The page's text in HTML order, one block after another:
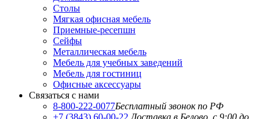
Столы
Мягкая офисная мебель
Приемные-ресепшн
Сейфы
Металлическая мебель
Мебель для учебных заведений
Мебель для гостиниц
Офисные аксессуары
Связаться с нами
8-800-222-0077Бесплатный звонок по РФ
+7 (3843) 60-00-22 Доставка в Белово, с 9:00 до